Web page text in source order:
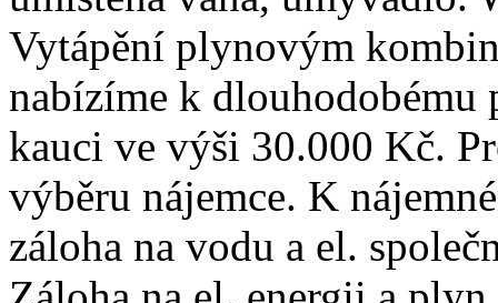
Vytápění plynovým
nabízíme k dlouhodobému
kauci ve výši 30.000 Kč.
výběru nájemce. K
záloha na vodu a el.